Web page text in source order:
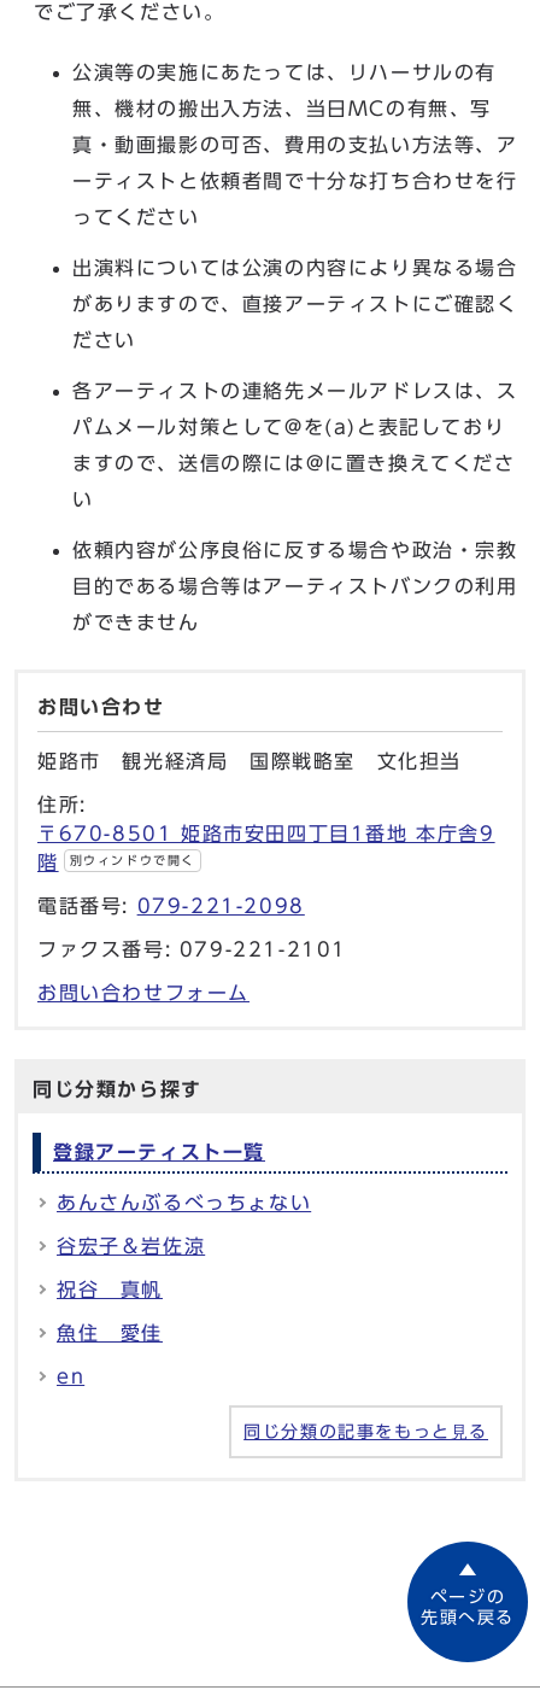
でご了承ください。
公演等の実施にあたっては、リハーサルの有
無、機材の搬出入方法、当日MCの有無、写
真・動画撮影の可否、費用の支払い方法等、ア
ーティストと依頼者間で十分な打ち合わせを行
ってください
出演料については公演の内容により異なる場合
がありますので、直接アーティストにご確認く
ださい
各アーティストの連絡先メールアドレスは、ス
パムメール対策として@を(a)と表記しており
ますので、送信の際には@に置き換えてくださ
い
依頼内容が公序良俗に反する場合や政治・宗教
目的である場合等はアーティストバンクの利用
ができません
お問い合わせ
姫路市 観光経済局 国際戦略室 文化担当
住所:
〒670-8501 姫路市安田四丁目1番地 本庁舎9
階
別ウィンドウで開く
電話番号: 079-221-2098
ファクス番号: 079-221-2101
お問い合わせフォーム
同じ分類から探す
登録アーティスト一覧
あんさんぶるべっちょない
谷宏子＆岩佐涼
祝谷 真帆
魚住 愛佳
en
同じ分類の記事をもっと見る
ページの
先頭へ戻る